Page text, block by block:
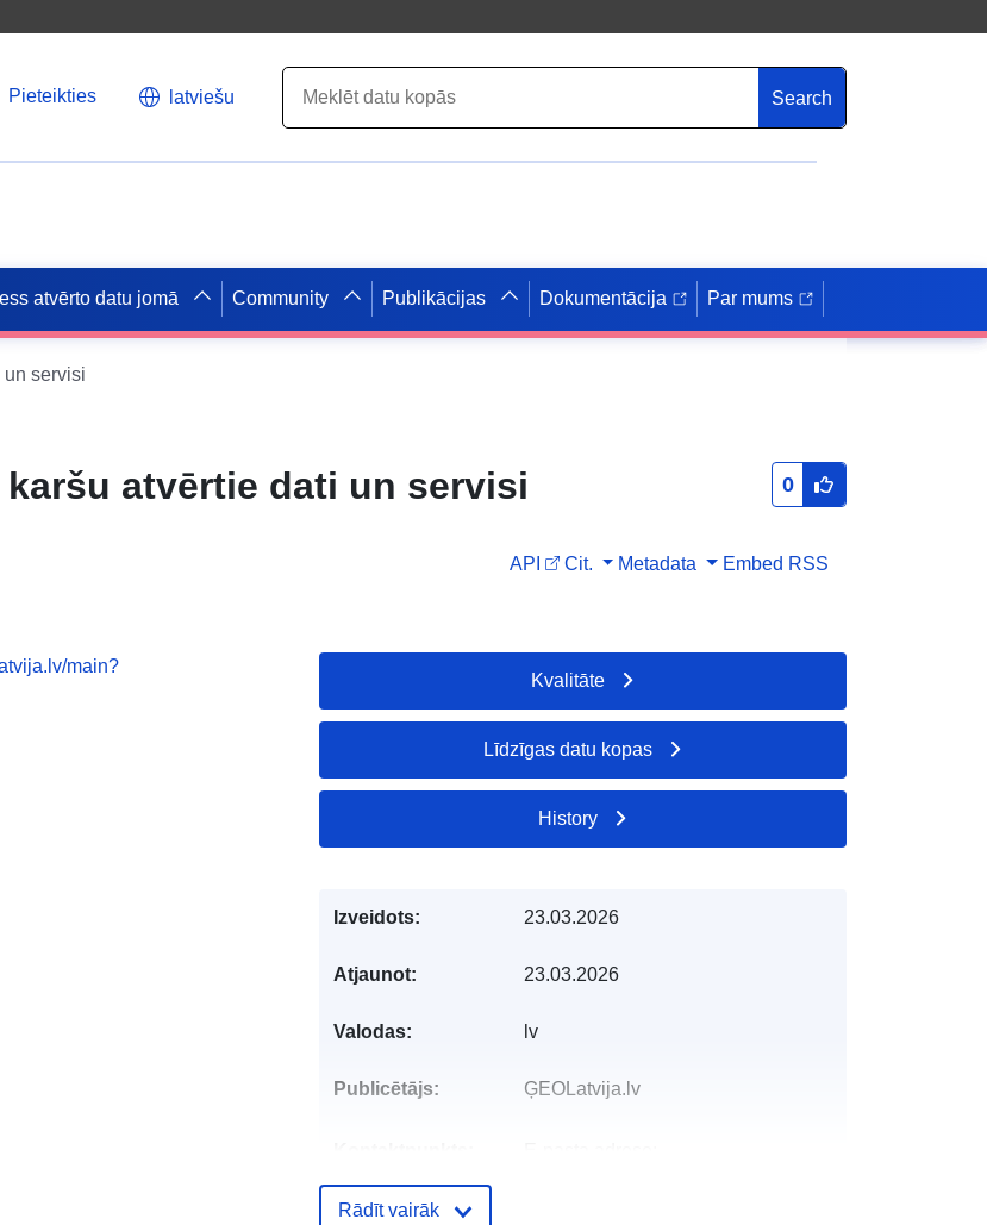
Pieteikties latviešu Search
atvērto datu jomā Community Publikācijas Dokumentācija Par mums
un servisi
atvērtie dati un servisi 0
API Cit. Metadata Embed RSS
main?
Kvalitāte
Līdzīgas datu kopas
History
Izveidots: 23.03.2026
Atjaunot: 23.03.2026
Valodas: lv
Publicētājs: ĢEOLatvija.lv
Rādīt vairāk